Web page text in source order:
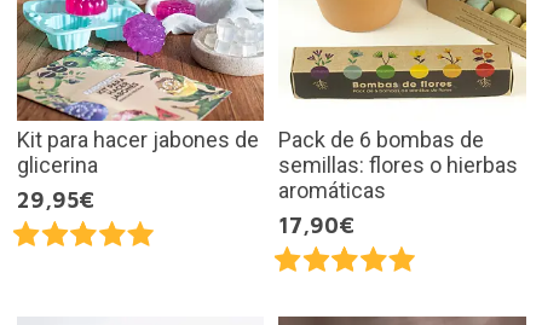
Kit para hacer jabones de
glicerina
29,95€
Pack de 6 bombas de
semillas: flores o hierbas
aromáticas
17,90€